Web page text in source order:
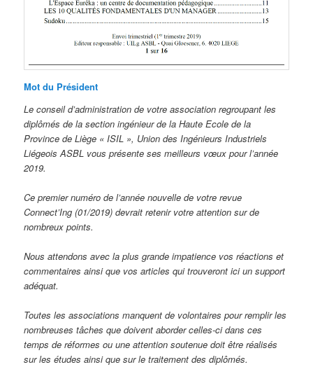
Mot du Président
Le conseil d’administration de votre association regroupant les
diplômés de la section ingénieur de la Haute Ecole de la
Province de Liège « ISIL », Union des Ingénieurs Industriels
Liégeois ASBL vous présente ses meilleurs vœux pour l’année
2019.
Ce premier numéro de l’année nouvelle de votre revue
Connect’Ing (01/2019) devrait retenir votre attention sur de
nombreux points.
Nous attendons avec la plus grande impatience vos réactions et
commentaires ainsi que vos articles qui trouveront ici un support
adéquat.
Toutes les associations manquent de volontaires pour remplir les
nombreuses tâches que doivent aborder celles-ci dans ces
temps de réformes ou une attention soutenue doit être réalisés
sur les études ainsi que sur le traitement des diplômés.